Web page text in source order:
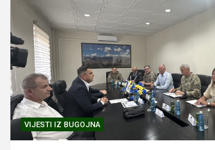
VIJESTI IZ BUGOJNA